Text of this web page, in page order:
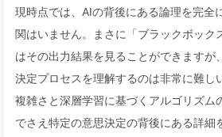
現時点では、AIの背後にある論理を完全
関はいません。まさに「ブラックボック
はその出力結果を見ることができますが
決定プロセスを理解するのは非常に難し
複雑さと深層学習に基づくアルゴリズム
でさえ特定の意思決定の背後にある詳細